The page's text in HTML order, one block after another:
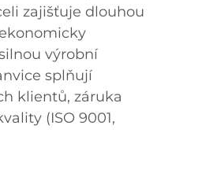
zajišťuje dlouhou
výrobní
splňují
klientů, záruka
(ISO 9001,